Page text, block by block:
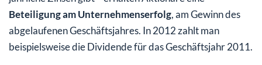
Beteiligung am Unternehmenserfolg, am Gewinn des
abgelaufenen Geschäftsjahres. In 2012 zahlt man
beispielsweise die Dividende für das Geschäftsjahr 2011.